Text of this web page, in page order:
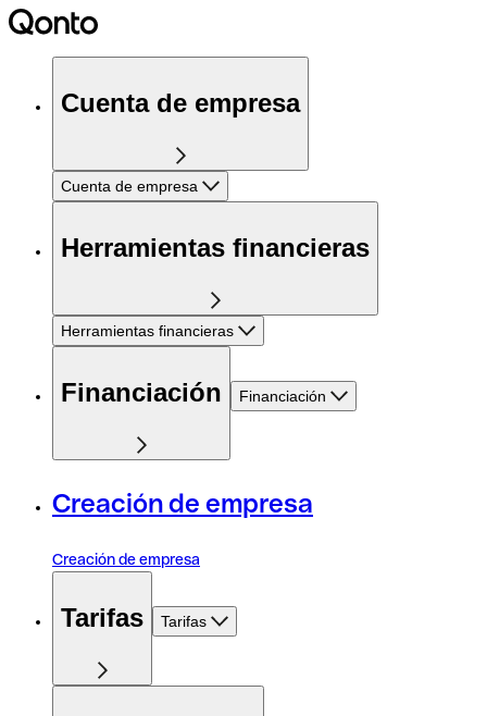
Cuenta de empresa
Cuenta de empresa
Herramientas financieras
Herramientas financieras
Financiación Financiación
Creación de empresa
Creación de empresa
Tarifas Tarifas